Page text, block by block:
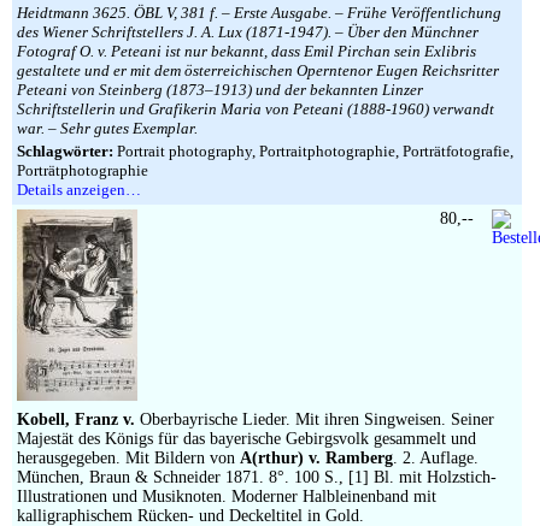
Heidtmann 3625. ÖBL V, 381 f. – Erste Ausgabe. – Frühe Veröffentlichung
des Wiener Schriftstellers J. A. Lux (1871-1947). – Über den Münchner
Fotograf O. v. Peteani ist nur bekannt, dass Emil Pirchan sein Exlibris
gestaltete und er mit dem österreichischen Operntenor Eugen Reichsritter
Peteani von Steinberg (1873–1913) und der bekannten Linzer
Schriftstellerin und Grafikerin Maria von Peteani (1888-1960) verwandt
war. – Sehr gutes Exemplar.
Schlagwörter: Portrait photography, Portraitphotographie, Porträtfotografie,
Porträtphotographie
Details anzeigen…
Kobell, Franz v. Oberbayrische Lieder. Mit ihren Singweisen. Seiner
Majestät des Königs für das bayerische Gebirgsvolk gesammelt und
herausgegeben. Mit Bildern von A(rthur) v. Ramberg. 2. Auflage.
München, Braun & Schneider 1871. 8°. 100 S., [1] Bl. mit Holzstich-
Illustrationen und Musiknoten. Moderner Halbleinenband mit
kalligraphischem Rücken- und Deckeltitel in Gold.
80,--